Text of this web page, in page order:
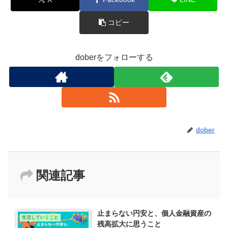
コピー
doberをフォローする
dober
関連記事
生活していくこと
止まらない円安と、個人金融資産の
残高拡大に思うこと